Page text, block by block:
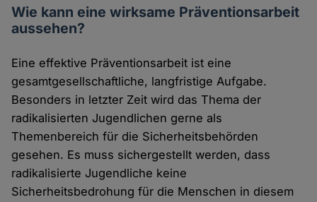
Wie kann eine wirksame Präventionsarbeit
aussehen?
Eine effektive Präventionsarbeit ist eine
gesamtgesellschaftliche, langfristige Aufgabe.
Besonders in letzter Zeit wird das Thema der
radikalisierten Jugendlichen gerne als
Themenbereich für die Sicherheitsbehörden
gesehen. Es muss sichergestellt werden, dass
radikalisierte Jugendliche keine
Sicherheitsbedrohung für die Menschen in diesem